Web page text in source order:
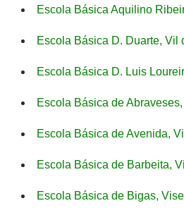
Escola Básica Aquilino
Escola Básica D. Duarte, Vil
Escola Básica D. Luis
Escola Básica de
Escola Básica de Avenida,
Escola Básica de Barbeita,
Escola Básica de Bigas,